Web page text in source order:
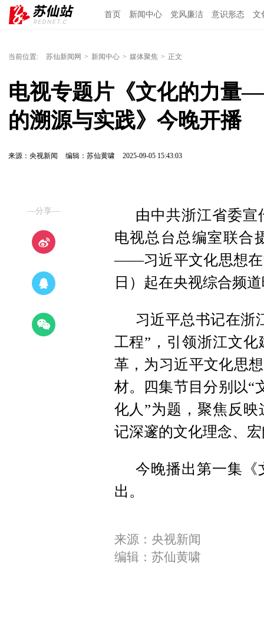
首页 新闻中心 党风廉洁 意识形态 文
当前位置: 苏仙新闻网 > 新闻中心 > 媒体聚焦 > 正文
电视专题片《文化的力量
的溯源与实践》今晚开播
来源：央视新闻 编辑：苏仙黄啸 2025-09-05 15:43:03
—分享—
由中共浙江省委
电视总台总编室联合
——习近平文化思想在
日）起在央视综合频
习近平总书记在浙
工程”，引领浙江文
革，为习近平文化思
材。四集节目分别以“
化人”为题，聚焦反
记深邃的文化理念、
今晚播出第一集《
出。
来源：央视新闻
编辑：苏仙黄啸